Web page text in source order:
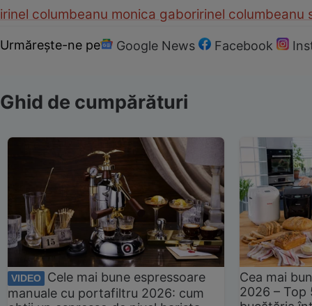
irinel columbeanu monica gaboririnel columbeanu
Urmărește-ne pe Google News Facebook
Ghid de cumpărături
VIDEO
Cele mai bune espressoare
manuale cu portafiltru 2026: cum
Cea mai
2026 –